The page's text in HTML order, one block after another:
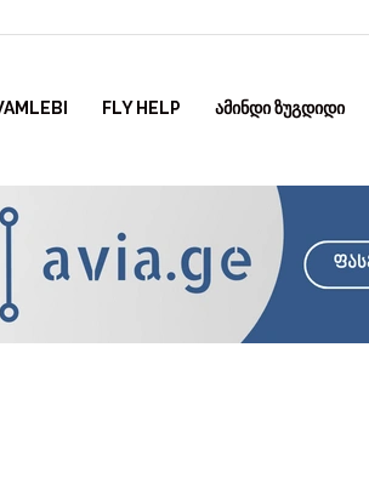
FLY HELP ᲐᲛᲘᲜᲓᲘ ᲖᲣᲒᲓᲘᲓᲘ